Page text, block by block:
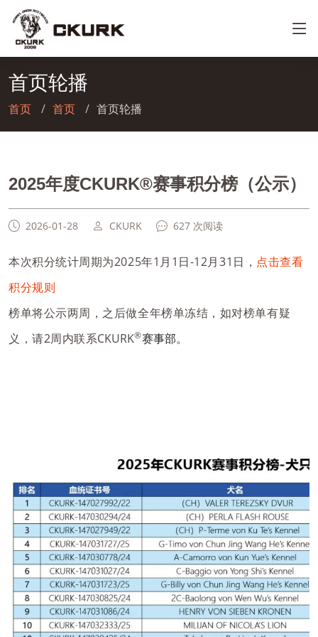
首页轮播
首页 首页 首页轮播
2025年度CKURK®赛事积分榜（公示）
2026-01-28 CKURK 627 次阅读
本次积分统计周期为2025年1月1日-12月31日， 点击查看
积分规则
榜单将公示两周，之后做全年榜单冻结，如对榜单有疑
义，请2周内联系CKURK®赛事部。